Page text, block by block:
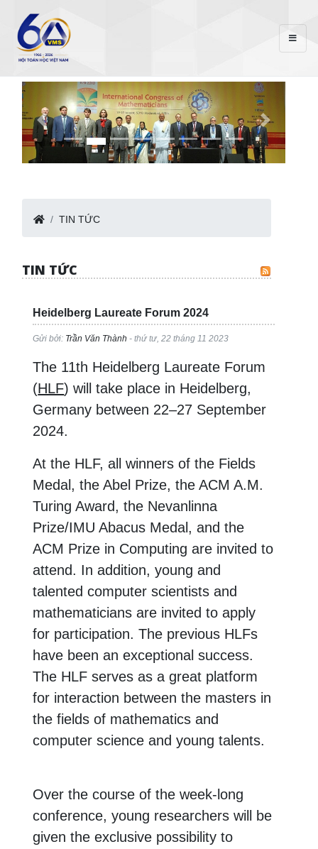
TIN TỨC
TIN TỨC
Heidelberg Laureate Forum 2024
Gửi bởi: Trần Văn Thành - thứ tư, 22 tháng 11 2023
The 11th Heidelberg Laureate Forum
(HLF) will take place in Heidelberg,
Germany between 22–27 September
2024.
At the HLF, all winners of the Fields
Medal, the Abel Prize, the ACM A.M.
Turing Award, the Nevanlinna
Prize/IMU Abacus Medal, and the
ACM Prize in Computing are invited to
attend. In addition, young and
talented computer scientists and
mathematicians are invited to apply
for participation. The previous HLFs
have been an exceptional success.
The HLF serves as a great platform
for interaction between the masters in
the fields of mathematics and
computer science and young talents.
Over the course of the week-long
conference, young researchers will be
given the exclusive possibility to